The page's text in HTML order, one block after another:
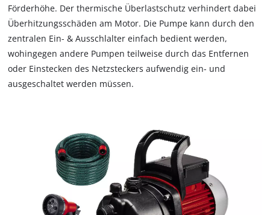
Förderhöhe. Der thermische Überlastschutz verhindert dabei
Überhitzungsschäden am Motor. Die Pumpe kann durch den
zentralen Ein- & Ausschlalter einfach bedient werden,
wohingegen andere Pumpen teilweise durch das Entfernen
oder Einstecken des Netzsteckers aufwendig ein- und
ausgeschaltet werden müssen.